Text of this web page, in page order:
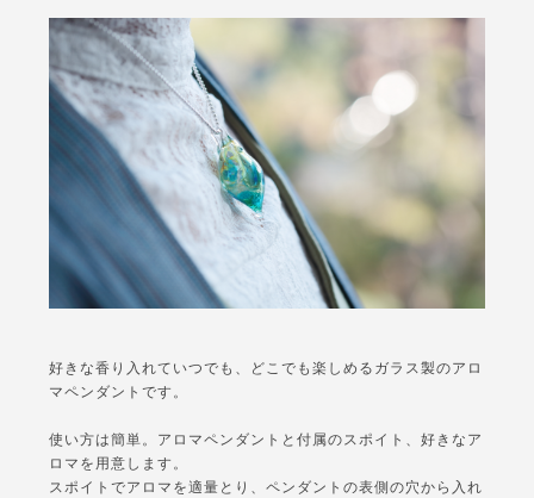
好きな香り入れていつでも、どこでも楽しめるガラス製のアロ
マペンダントです。
使い方は簡単。アロマペンダントと付属のスポイト、好きなア
ロマを用意します。
スポイトでアロマを適量とり、ペンダントの表側の穴から入れ